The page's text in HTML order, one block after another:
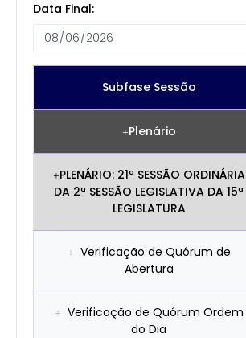
Data Final:
Subfase Sessão
Plenário
PLENÁRIO: 21ª SESSÃO ORDINÁRIA
DA 2ª SESSÃO LEGISLATIVA DA 15ª
LEGISLATURA
Verificação de Quórum de
Abertura
Verificação de Quórum Ordem
do Dia